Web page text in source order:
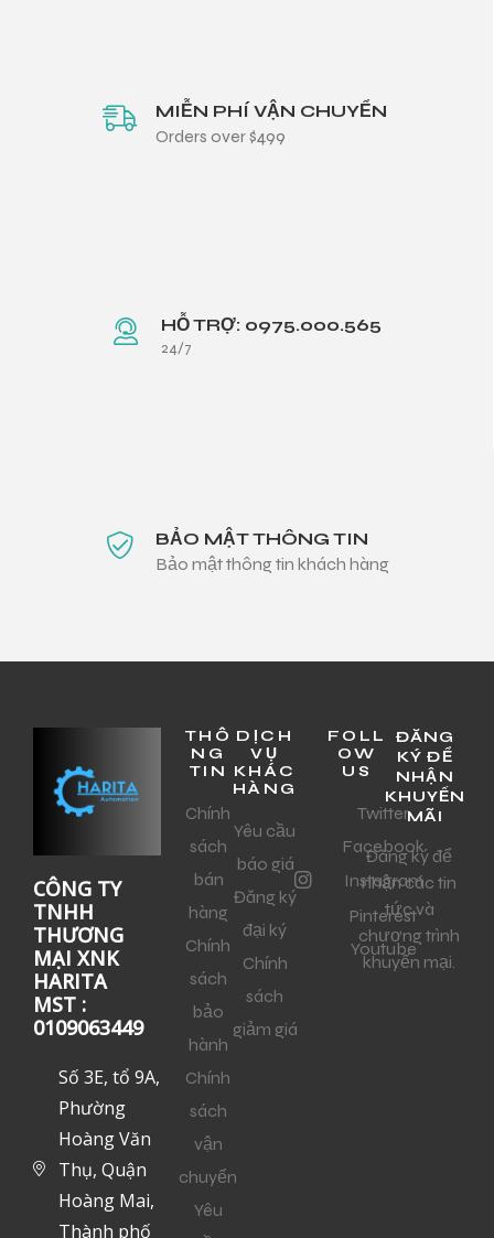
MIỄN PHÍ VẬN CHUYỂN
Orders over $499
HỖ TRỢ: 0975.000.565
24/7
BẢO MẬT THÔNG TIN
Bảo mật thông tin khách hàng
CÔNG TY
TNHH
THƯƠNG
MẠI XNK
HARITA
MST :
0109063449
Số 3E, tổ 9A,
Phường
Hoàng Văn
Thụ, Quận
Hoàng Mai,
Thành phố
THÔ
NG
TIN
Chính
sách
bán
hàng
Chính
sách
bảo
hành
Chính
sách
vận
chuyển
Yêu
DỊCH
VỤ
KHÁC
HÀNG
Yêu cầu
báo giá
Đăng ký
đại ký
Chính
sách
giảm giá
FOLL
OW
US
Twitter
Facebook
Instagram
Pinterest
Youtube
ĐĂNG
KÝ ĐỂ
NHẬN
KHUYẾN
MÃI
Đăng ký để
nhận các tin
tức và
chương trình
khuyến mại.